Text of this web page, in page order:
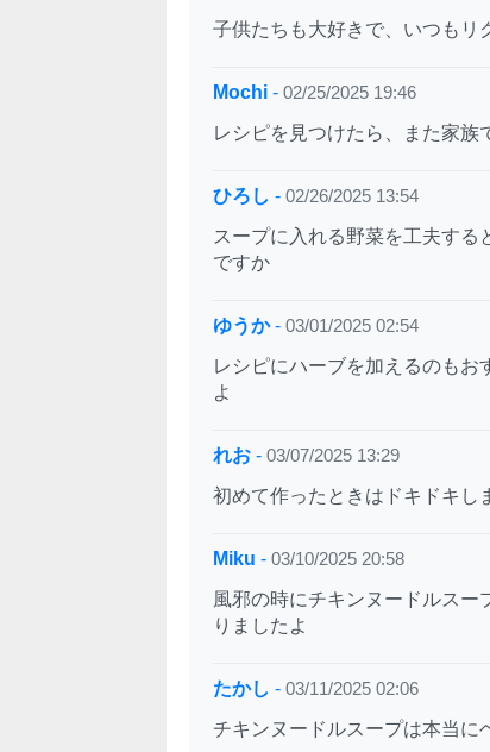
子供たちも大好きで、いつもリ
Mochi- 02/25/2025 19:46
レシピを見つけたら、また家族
ひろし - 02/26/2025 13:54
スープに入れる野菜を工夫する
ですか
ゆうか- 03/01/2025 02:54
レシピにハーブを加えるのもお
よ
れお- 03/07/2025 13:29
初めて作ったときはドキドキし
Miku - 03/10/2025 20:58
風邪の時にチキンヌードルスー
りましたよ
たかし - 03/11/2025 02:06
チキンヌードルスープは本当に